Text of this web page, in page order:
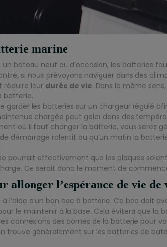
marine
un bateau neuf ou d’occasion, les batteries
si nous prévoyons naviguer dans des
réduire leur durée de vie. Dans le même
batterie.
garder les batteries sur un chargeur régulé
chargée peut geler dans des
où il faut changer la batterie, vous serez
démarrage ralentit ou qu’un matin la
pourrait effectivement que les plaques
Ce serait donc le moment de
allonger l’espérance de vie
l’aide d’un bon bac à batterie. Ce bac doit
le maintenir à la base. Cela évitera que la
connexions des bornes de la batterie pour
trouve généralement sur les batteries de